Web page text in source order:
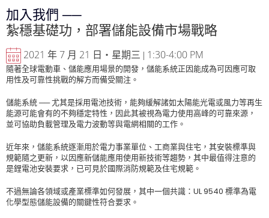
加入我們 ──
紮穩基礎功，部署儲能設備市場戰略
2021 年 7 月 21 日‧星期三 | 1:30-4:00 PM
隨著全球電動車、儲能應用場景的開發，儲能系統正因能成為可因應可取
用性及可靠性挑戰的解方而備受關注。
儲能系統 ── 尤其是採用電池技術，能夠緩解諸如太陽能光電或風力等再生
能源可能會有的不夠穩定特性，因此其被視為電力使用高峰的可靠來源，
並可協助負載管理及電力波動等與電網相關的工作。
近年來，儲能系統逐漸用於電力事業單位、工商業與住宅，其安裝標準與
規範隨之更新，以因應新儲能應用使用新技術等趨勢，其中最值得注意的
是鋰電池安裝要求，已可見於國際消防規範及住宅規範。
不過無論各領域或產業標準如何發展，其中一個共識：UL 9540 標準為電
化學型態儲能設備的關鍵性符合要求。